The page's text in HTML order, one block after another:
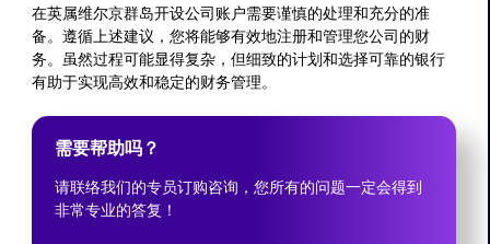
在英属维尔京群岛开设公司账户需要谨慎的处理和充分的准
备。遵循上述建议，您将能够有效地注册和管理您公司的财
务。虽然过程可能显得复杂，但细致的计划和选择可靠的银行
有助于实现高效和稳定的财务管理。
需要帮助吗？
请联络我们的专员订购咨询，您所有的问题一定会得到
非常专业的答复！